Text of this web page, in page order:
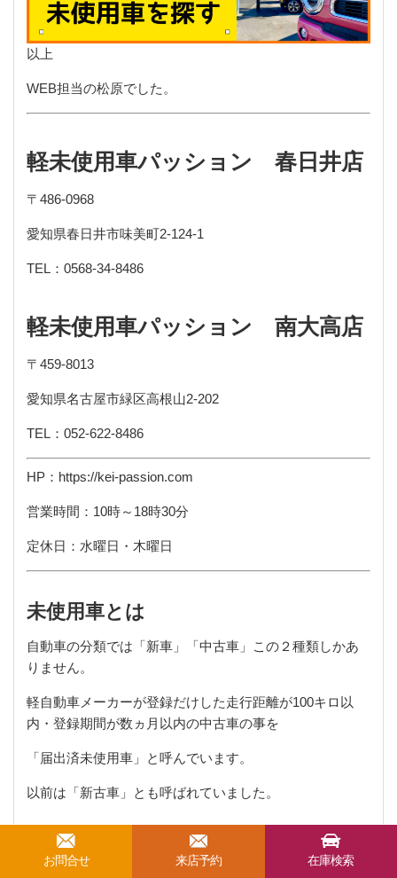
以上
WEB担当の松原でした。
軽未使用車パッション 春日井店
〒 486-0968
愛知県春日井市味美町2-124-1
TEL ： 0568-34-8486
軽未使用車パッション 南大高店
〒 459-8013
愛知県名古屋市緑区高根山2-202
TEL ： 052-622-8486
HP ： https://kei-passion.com
営業時間： 10時～ 18時30分
定休日：水曜日・木曜日
未使用車とは
自動車の分類では「新車」「中古車」この２種類しかあ
りません。
軽自動車メーカーが登録だけした走行距離が100キロ以
内・登録期間が数ヵ月以内の中古車の事を
「届出済未使用車」と呼んでいます。
以前は「新古車」とも呼ばれていました。
お問合せ 来店予約 在庫検索